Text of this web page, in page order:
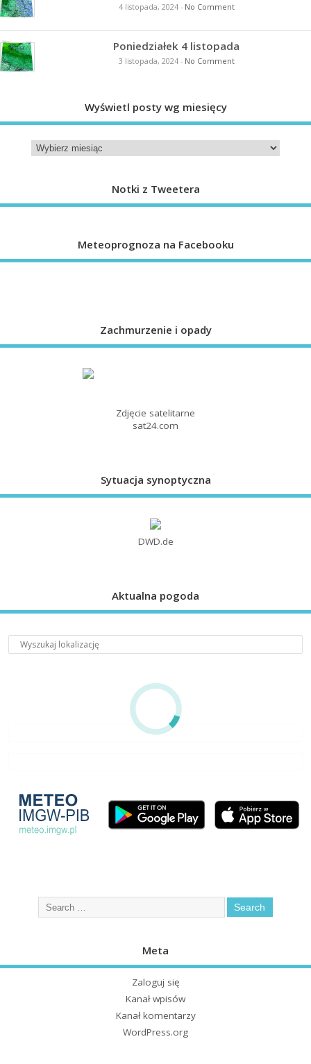
4 listopada, 2024- No Comment
Poniedziałek 4 listopada
3 listopada, 2024- No Comment
Wyświetl posty wg miesięcy
Notki z Tweetera
Meteoprognoza na Facebooku
Zachmurzenie i opady
Zdjęcie satelitarne
sat24.com
Sytuacja synoptyczna
DWD.de
Aktualna pogoda
Meta
Zaloguj się
Kanał wpisów
Kanał komentarzy
WordPress.org